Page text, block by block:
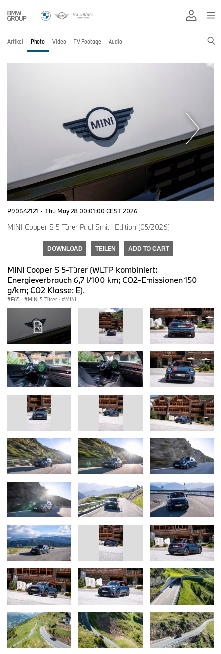
Artikel Photo Video TV Footage Audio
P90642121 · Thu May 28 00:01:00 CEST 2026
MINI Cooper S 5-Türer Paul Smith Edition (05/2026)
DOWNLOAD TEILEN ADD TO CART
MINI Cooper S 5-Türer (WLTP kombiniert:
Energieverbrauch 6,7 l/100 km; CO2-Emissionen 150
g/km; CO2 Klasse: E).
F65 · MINI 5-Türer · MINI